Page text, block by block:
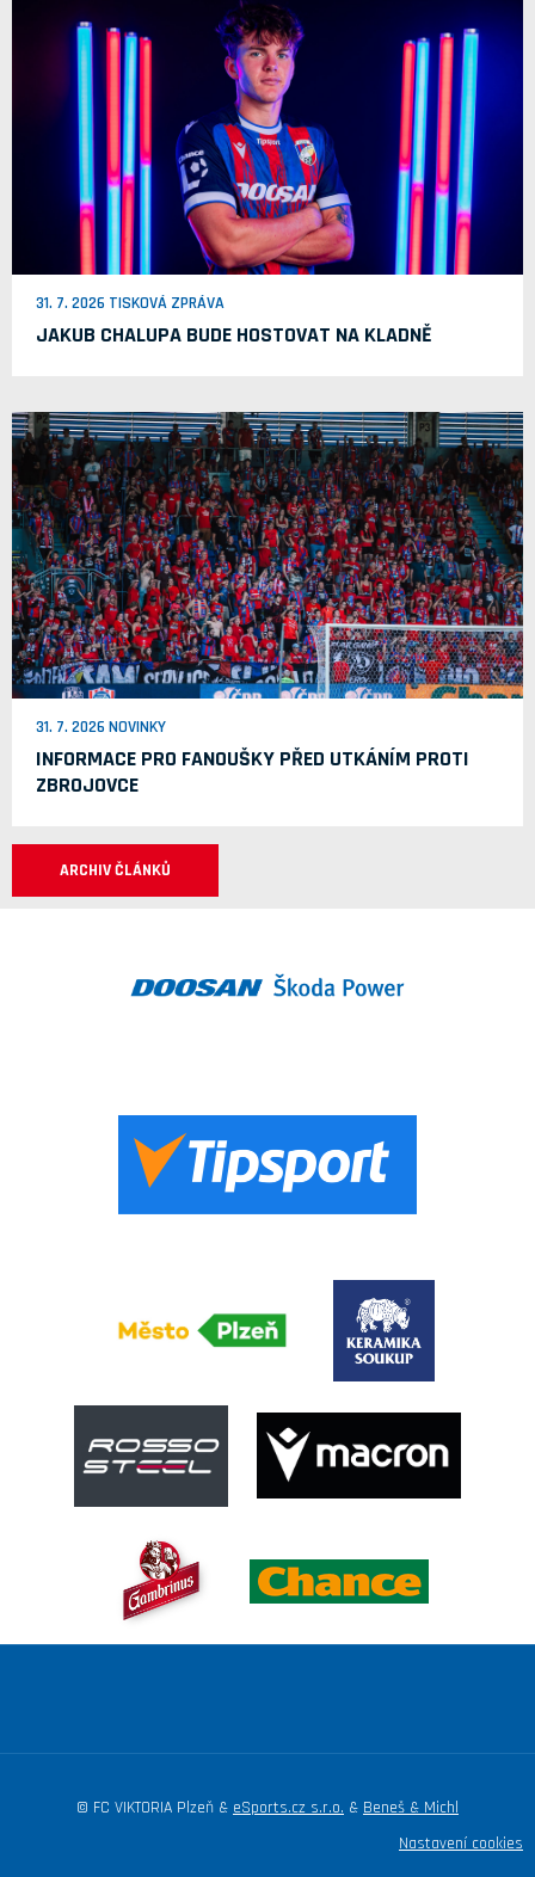
31. 7. 2026 TISKOVÁ ZPRÁVA
JAKUB CHALUPA BUDE HOSTOVAT NA KLADNĚ
31. 7. 2026 NOVINKY
INFORMACE PRO FANOUŠKY PŘED UTKÁNÍM PROTI
ZBROJOVCE
ARCHIV ČLÁNKŮ
© FC VIKTORIA Plzeň & eSports.cz s.r.o. & Beneš & Michl
Nastavení cookies